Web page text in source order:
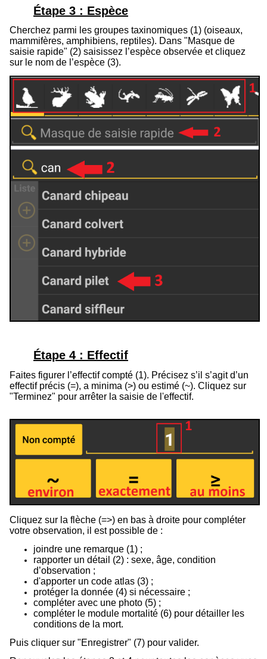
Étape 3 : Espèce
Cherchez parmi les groupes taxinomiques (1) (oiseaux,
mammifères, amphibiens, reptiles). Dans "Masque de
saisie rapide" (2) saisissez l’espèce observée et cliquez
sur le nom de l’espèce (3).
Étape 4 : Effectif
Faites figurer l’effectif compté (1). Précisez s’il s’agit d’un
effectif précis (=), a minima (>) ou estimé (~). Cliquez sur
"Terminez" pour arrêter la saisie de l'effectif.
Cliquez sur la flèche (=>) en bas à droite pour compléter
votre observation, il est possible de :
joindre une remarque (1) ;
rapporter un détail (2) : sexe, âge, condition
d’observation ;
d'apporter un code atlas (3) ;
protéger la donnée (4) si nécessaire ;
compléter avec une photo (5) ;
compléter le module mortalité (6) pour détailler les
conditions de la mort.
Puis cliquer sur "Enregistrer" (7) pour valider.